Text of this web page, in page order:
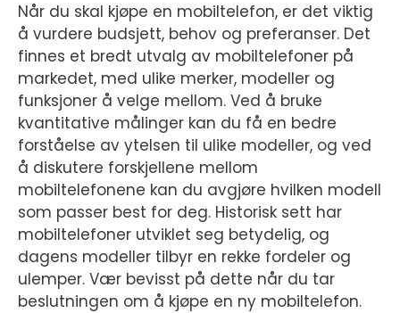
Når du skal kjøpe en mobiltelefon, er det viktig
å vurdere budsjett, behov og preferanser. Det
finnes et bredt utvalg av mobiltelefoner på
markedet, med ulike merker, modeller og
funksjoner å velge mellom. Ved å bruke
kvantitative målinger kan du få en bedre
forståelse av ytelsen til ulike modeller, og ved
å diskutere forskjellene mellom
mobiltelefonene kan du avgjøre hvilken modell
som passer best for deg. Historisk sett har
mobiltelefoner utviklet seg betydelig, og
dagens modeller tilbyr en rekke fordeler og
ulemper. Vær bevisst på dette når du tar
beslutningen om å kjøpe en ny mobiltelefon.